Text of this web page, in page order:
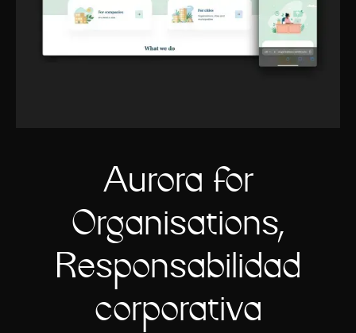
Aurora for
Organisations,
Responsabilidad
corporativa